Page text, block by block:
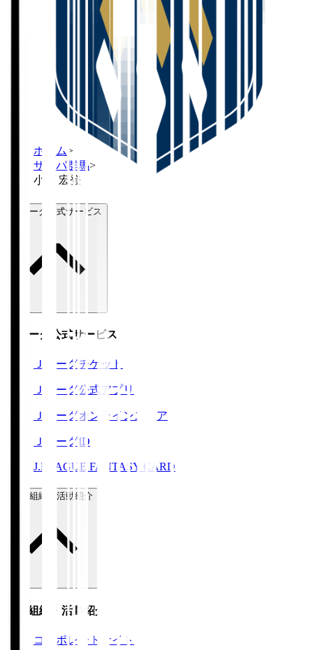
ホーム >
ザスパ群馬>
小西 宏登
Ｊリーグ公式サービス
Ｊリーグ公式サービス
Ｊリーグチケット
Ｊリーグ公式アプリ
Ｊリーグオンラインストア
ＪリーグID
J.LEAGUE FANTASY CARD
運営組織・活動紹介
運営組織・活動紹介
コーポレートサイト